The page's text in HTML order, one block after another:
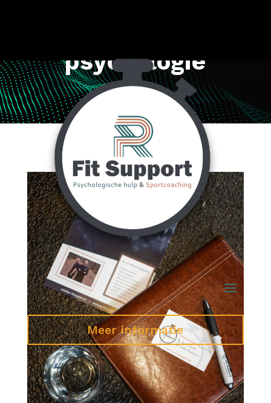
Meer informatie
psychologie